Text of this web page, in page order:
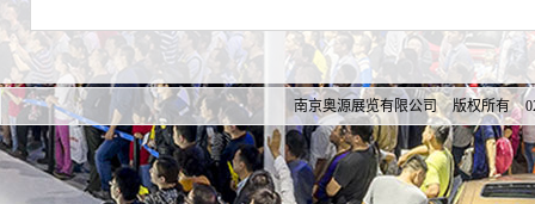
南京奥源展览有限公司 版权所有